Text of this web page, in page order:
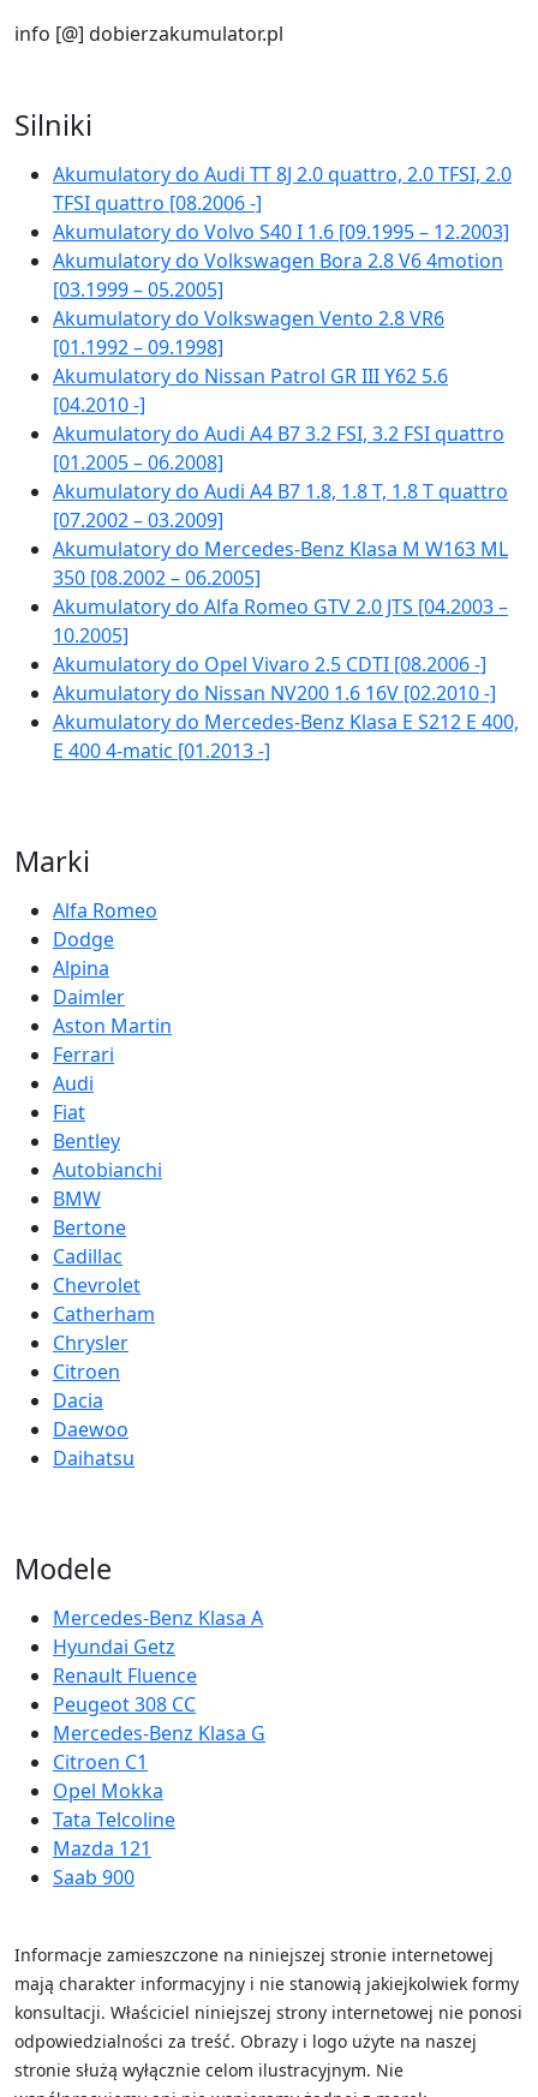
info [@] dobierzakumulator.pl
Silniki
Akumulatory do Audi TT 8J 2.0 quattro, 2.0 TFSI, 2.0
TFSI quattro [08.2006 -]
Akumulatory do Volvo S40 I 1.6 [09.1995 – 12.2003]
Akumulatory do Volkswagen Bora 2.8 V6 4motion
[03.1999 – 05.2005]
Akumulatory do Volkswagen Vento 2.8 VR6
[01.1992 – 09.1998]
Akumulatory do Nissan Patrol GR III Y62 5.6
[04.2010 -]
Akumulatory do Audi A4 B7 3.2 FSI, 3.2 FSI quattro
[01.2005 – 06.2008]
Akumulatory do Audi A4 B7 1.8, 1.8 T, 1.8 T quattro
[07.2002 – 03.2009]
Akumulatory do Mercedes-Benz Klasa M W163 ML
350 [08.2002 – 06.2005]
Akumulatory do Alfa Romeo GTV 2.0 JTS [04.2003 –
10.2005]
Akumulatory do Opel Vivaro 2.5 CDTI [08.2006 -]
Akumulatory do Nissan NV200 1.6 16V [02.2010 -]
Akumulatory do Mercedes-Benz Klasa E S212 E 400,
E 400 4-matic [01.2013 -]
Marki
Alfa Romeo
Dodge
Alpina
Daimler
Aston Martin
Ferrari
Audi
Fiat
Bentley
Autobianchi
BMW
Bertone
Cadillac
Chevrolet
Catherham
Chrysler
Citroen
Dacia
Daewoo
Daihatsu
Modele
Mercedes-Benz Klasa A
Hyundai Getz
Renault Fluence
Peugeot 308 CC
Mercedes-Benz Klasa G
Citroen C1
Opel Mokka
Tata Telcoline
Mazda 121
Saab 900
Informacje zamieszczone na niniejszej stronie internetowej
mają charakter informacyjny i nie stanowią jakiejkolwiek formy
konsultacji. Właściciel niniejszej strony internetowej nie ponosi
odpowiedzialności za treść. Obrazy i logo użyte na naszej
stronie służą wyłącznie celom ilustracyjnym. Nie